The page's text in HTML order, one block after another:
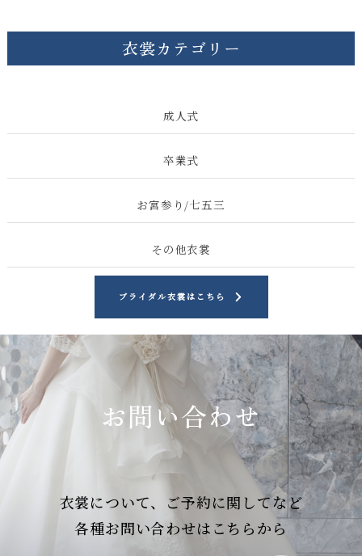
衣裳カテゴリー
成人式
卒業式
お宮参り/七五三
その他衣裳
ブライダル衣裳はこちら
お問い合わせ
衣裳について、ご予約に関してなど
各種お問い合わせはこちらから